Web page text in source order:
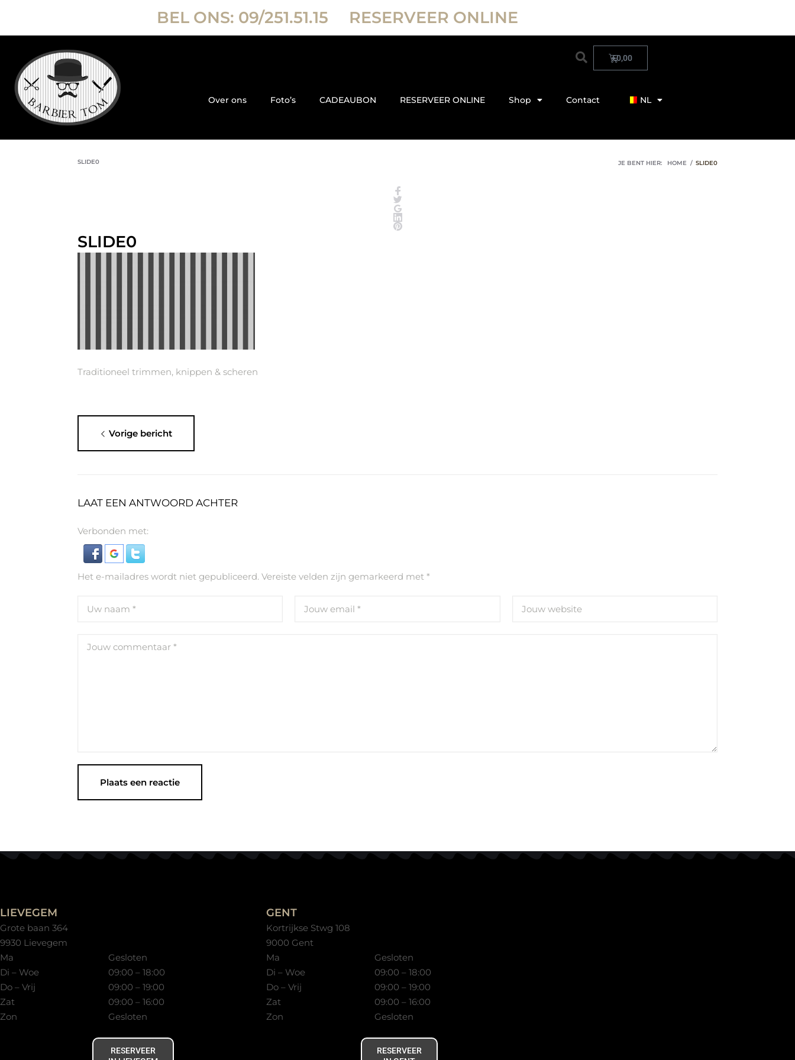
BEL ONS: 09/251.51.15 RESERVEER ONLINE
€0,00
Over ons Foto’s CADEAUBON RESERVEER ONLINE Shop Contact NL
SLIDE0 JE BENT HIER: HOME / SLIDE0
SLIDE0
Traditioneel trimmen, knippen & scheren
Vorige bericht
LAAT EEN ANTWOORD ACHTER
Verbonden met:
Het e-mailadres wordt niet gepubliceerd. Vereiste velden zijn gemarkeerd met *
LIEVEGEM
Grote baan 364
9930 Lievegem
Ma
Gesloten
Di – Woe
09:00 – 18:00
Do – Vrij
09:00 – 19:00
Zat
09:00 – 16:00
Zon
Gesloten
RESERVEER
GENT
Kortrijkse Stwg 108
9000 Gent
Ma
Gesloten
Di – Woe
09:00 – 18:00
Do – Vrij
09:00 – 19:00
Zat
09:00 – 16:00
Zon
Gesloten
RESERVEER